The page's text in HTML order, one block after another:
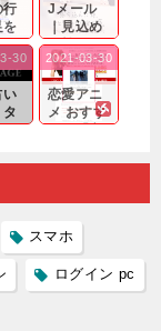
行
を
も
の
ス
...
Jメール
｜見込め
る効果が
確実なも
のであっ
ても…...
い
恋
30
恋愛アニ
メ おすす
雑で素人
2021-03-30
スマホ
ログイン pc